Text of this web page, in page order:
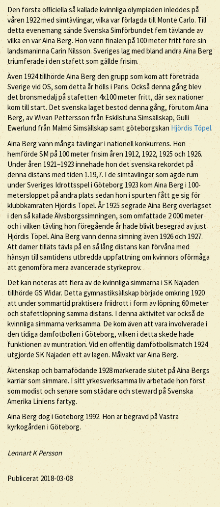
Den första officiella så kallade kvinnliga olympiaden inleddes på
våren 1922 med simtävlingar, vilka var förlagda till Monte Carlo. Till
detta evenemang sände Svenska Simförbundet fem tävlande av
vilka en var Aina Berg. Hon vann finalen på 100 meter fritt före sin
landsmaninna Carin Nilsson. Sveriges lag med bland andra Aina Berg
triumferade i den stafett som gällde frisim.
Även 1924 tillhörde Aina Berg den grupp som kom att företräda
Sverige vid OS, som detta år hölls i Paris. Också denna gång blev
det bronsmedalj på stafetten 4x100 meter fritt, där sex nationer
kom till start. Det svenska laget bestod denna gång, förutom Aina
Berg, av Wivan Pettersson från Eskilstuna Simsällskap, Gulli
Ewerlund från Malmö Simsällskap samt göteborgskanHjördis Töpel.
Aina Berg vann många tävlingar i nationell konkurrens. Hon
hemförde SM på 100 meter frisim åren 1912, 1922, 1925 och 1926.
Under åren 1921–1923 innehade hon det svenska rekordet på
denna distans med tiden 1.19,7. I de simtävlingar som ägde rum
under Sveriges Idrottsspel i Göteborg 1923 kom Aina Berg i 100-
metersloppet på andra plats sedan hon i spurten fått ge sig för
klubbkamraten Hjördis Töpel. År 1925 segrade Aina Berg överlägset
i den så kallade Älvsborgssimningen, som omfattade 2 000 meter
och i vilken tävling hon föregående år hade blivit besegrad av just
Hjördis Töpel. Aina Berg vann denna simning även 1926 och 1927.
Att damer tilläts tävla på en så lång distans kan förvåna med
hänsyn till samtidens utbredda uppfattning om kvinnors oförmåga
att genomföra mera avancerade styrkeprov.
Det kan noteras att flera av de kvinnliga simmarna i SK Najaden
tillhörde GS Widar. Detta gymnastiksällskap började omkring 1920
att under sommartid praktisera friidrott i form av löpning 60 meter
och stafettlöpning samma distans. I denna aktivitet var också de
kvinnliga simmarna verksamma. De kom även att vara involverade i
den tidiga damfotbollen i Göteborg, vilken i detta skede hade
funktionen av muntration. Vid en offentlig damfotbollsmatch 1924
utgjorde SK Najaden ett av lagen. Målvakt var Aina Berg.
Äktenskap och barnafödande 1928 markerade slutet på Aina Bergs
karriär som simmare. I sitt yrkesverksamma liv arbetade hon först
som modist och senare som städare och steward på Svenska
Amerika Liniens fartyg.
Aina Berg dog i Göteborg 1992. Hon är begravd på Västra
kyrkogården i Göteborg.
Lennart K Persson
Publicerat 2018-03-08